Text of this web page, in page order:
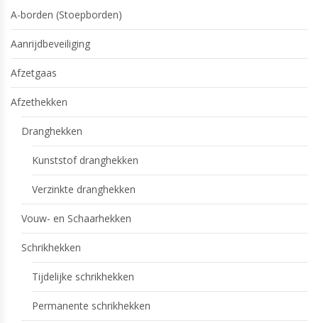
A-borden (Stoepborden)
Aanrijdbeveiliging
Afzetgaas
Afzethekken
Dranghekken
Kunststof dranghekken
Verzinkte dranghekken
Vouw- en Schaarhekken
Schrikhekken
Tijdelijke schrikhekken
Permanente schrikhekken